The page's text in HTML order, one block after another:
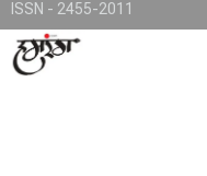
ISSN - 2455-2011